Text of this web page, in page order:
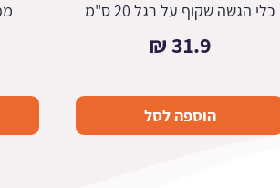
כלי הגשה שקוף על רגל 20 ס"מ
31.9
₪
הוספה לסל